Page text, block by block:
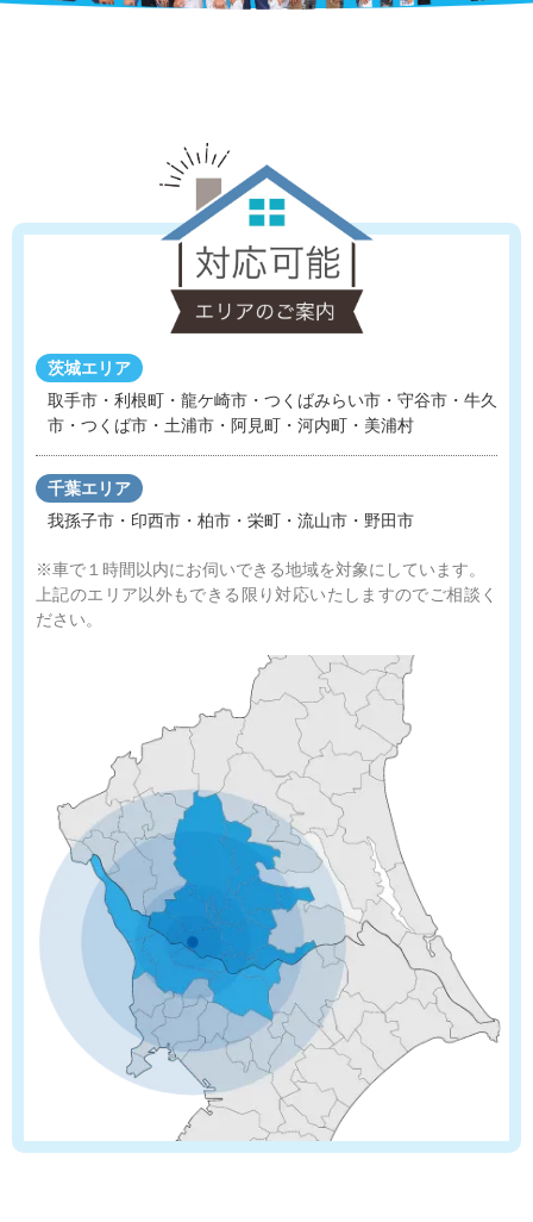
茨城エリア
取手市・利根町・龍ケ崎市・つくばみらい市・守谷市 ・ 牛久
市・つくば市・土浦市・阿見町・河内町・美浦村
千葉エリア
我孫子市・印西市・柏市・栄町・流山市・野田市
※車で１時間以内にお伺いできる地域を対象にしています。
上記のエリア以外もできる限り対応いたしますのでご相談く
ださい。